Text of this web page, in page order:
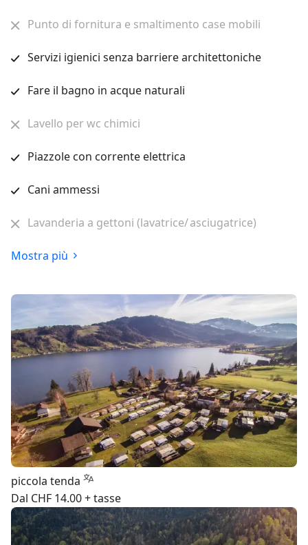
Punto di fornitura e smaltimento case mobili
Servizi igienici senza barriere architettoniche
Fare il bagno in acque naturali
Lavello per wc chimici
Piazzole con corrente elettrica
Cani ammessi
Lavanderia a gettoni (lavatrice/ asciugatrice)
Mostra più
piccola tenda
Dal CHF 14.00 + tasse